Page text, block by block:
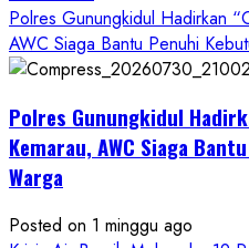
more
about
Dugaan
Masuk
Kerja
Seret
Polres Gunungkidul Hadirkan
AWC Siaga Bantu Penuhi
Polres Gunungkidul
Kemarau, AWC Siaga
Warga
Posted on 1 minggu ago